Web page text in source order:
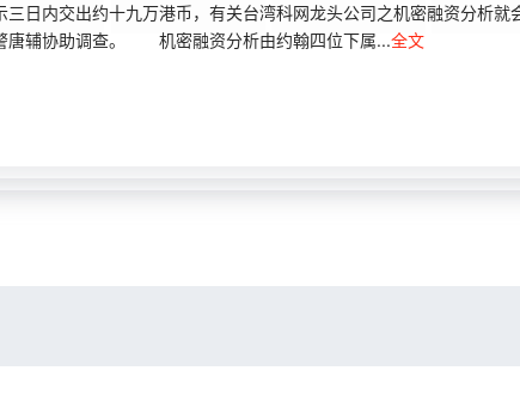
内交出约十九万港币，有关台湾科网龙头公司之机密融资分析就
唐辅协助调查。 机密融资分析由约翰四位下属...全文